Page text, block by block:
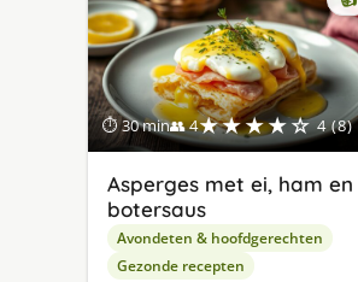
⏱ 30 min👥 4★★★★☆ 4 (8)
Asperges met ei, ham en
botersaus
Avondeten & hoofdgerechten
Gezonde recepten